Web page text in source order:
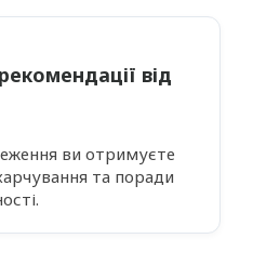
від
ви отримуєте
та поради